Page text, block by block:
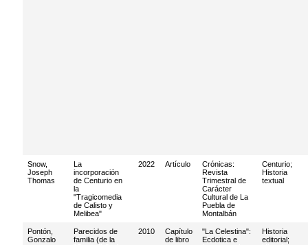
Snow,
Joseph
Thomas
La
incorporación
de Centurio en
la
"Tragicomedia
de Calisto y
Melibea"
2022 Artículo
Crónicas:
Revista
Trimestral de
Carácter
Cultural de La
Puebla de
Montalbán
Centurio;
Historia
textual
Pontón,
Gonzalo
Parecidos de
familia (de la
2010
Capítulo
de libro
"La Celestina":
Ecdotica e
Historia
editorial;